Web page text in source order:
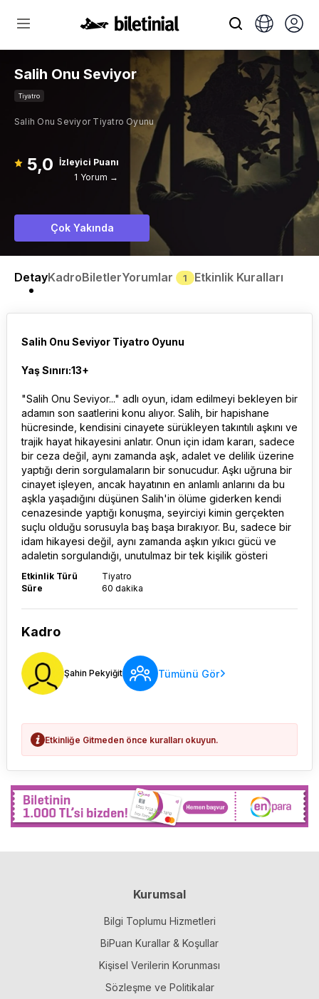
Salih Onu Seviyor
Tiyatro
Salih Onu Seviyor Tiyatro Oyunu
5,0 İzleyici Puanı
1 Yorum →
Çok Yakında
DetayKadroBiletlerYorumlar 1 Etkinlik Kuralları
Salih Onu Seviyor Tiyatro Oyunu
Yaş Sınırı:13+
"Salih Onu Seviyor..." adlı oyun, idam edilmeyi bekleyen bir
adamın son saatlerini konu alıyor. Salih, bir hapishane
hücresinde, kendisini cinayete sürükleyen takıntılı aşkını ve
trajik hayat hikayesini anlatır. Onun için idam kararı, sadece
bir ceza değil, aynı zamanda aşk, adalet ve delilik üzerine
yaptığı derin sorgulamaların bir sonucudur. Aşkı uğruna bir
cinayet işleyen, ancak hayatının en anlamlı anlarını da bu
aşkla yaşadığını düşünen Salih'in ölüme giderken kendi
cenazesinde yaptığı konuşma, seyirciyi kimin gerçekten
suçlu olduğu sorusuyla baş başa bırakıyor. Bu, sadece bir
idam hikayesi değil, aynı zamanda aşkın yıkıcı gücü ve
adaletin sorgulandığı, unutulmaz bir tek kişilik gösteri
Etkinlik Türü
Tiyatro
Süre
60 dakika
Kadro
Şahin Pekyiğit Tümünü Gör
Etkinliğe Gitmeden önce kuralları okuyun.
Kurumsal
Bilgi Toplumu Hizmetleri
BiPuan Kurallar & Koşullar
Kişisel Verilerin Korunması
Sözleşme ve Politikalar